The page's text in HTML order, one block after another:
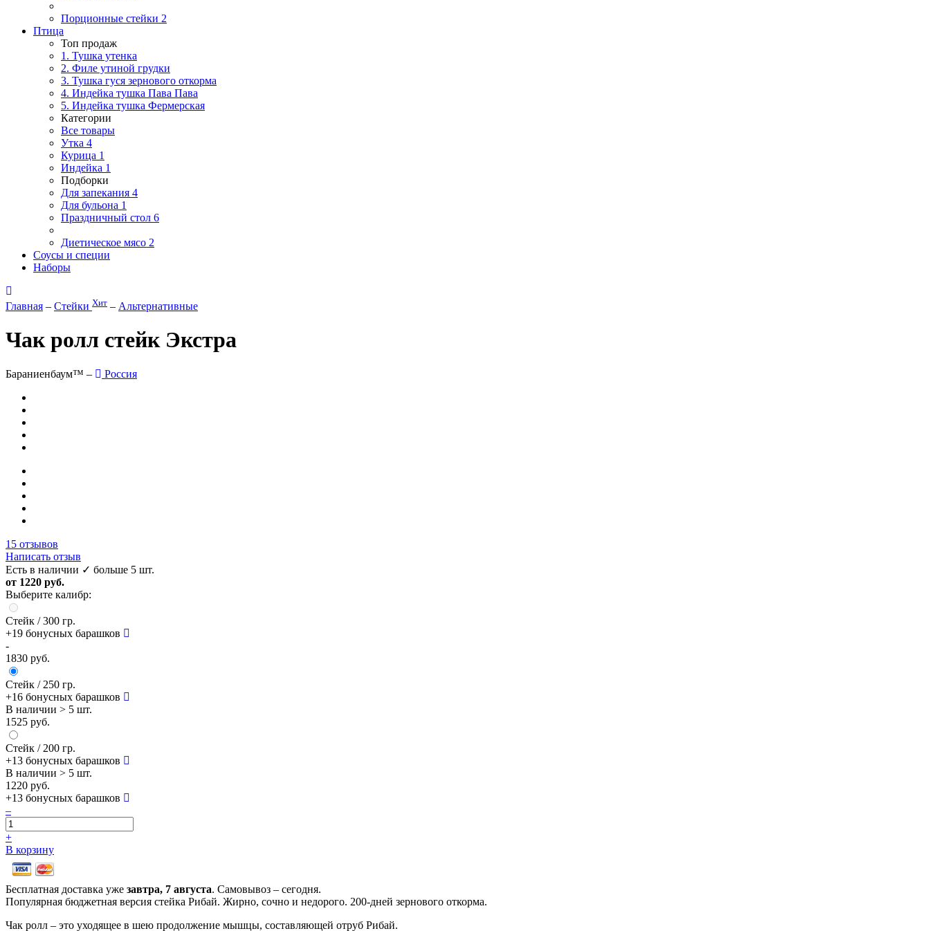
Порционные стейки 2
Птица
Топ продаж
1. Тушка утенка
2. Филе утиной грудки
3. Тушка гуся зернового откорма
4. Индейка тушка Пава Пава
5. Индейка тушка Фермерская
Категории
Все товары
Утка 4
Курица 1
Индейка 1
Подборки
Для запекания 4
Для бульона 1
Праздничный стол 6
Диетическое мясо 2
Соусы и специи
Наборы
Главная – Стейки Хит – Альтернативные
Чак ролл стейк Экстра
Бараниенбаум™ – Россия
15 отзывов
Написать отзыв
Есть в наличии ✓ больше 5 шт.
от 1220 руб.
Выберите калибр:
Стейк / 300 гр.
+19 бонусных барашков
-
1830 руб.
Стейк / 250 гр.
+16 бонусных барашков
В наличии > 5 шт.
1525 руб.
Стейк / 200 гр.
+13 бонусных барашков
В наличии > 5 шт.
1220 руб.
+13 бонусных барашков
–
+
В корзину
Бесплатная доставка уже завтра, 7 августа. Самовывоз – сегодня.
Популярная бюджетная версия стейка Рибай. Жирно, сочно и недорого. 200-дней зернового откорма.
Чак ролл – это уходящее в шею продолжение мышцы, составляющей отруб Рибай.